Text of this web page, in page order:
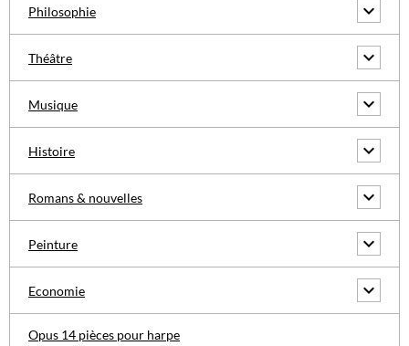
Philosophie
Théâtre
Musique
Histoire
Romans & nouvelles
Peinture
Economie
Opus 14 pièces pour harpe